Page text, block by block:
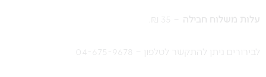
עלות משלוח חבילה – 35 ₪.
לבירורים ניתן להתקשר לטלפון – 04-675-9678